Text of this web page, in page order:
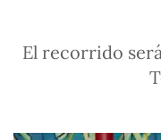
El recorrido